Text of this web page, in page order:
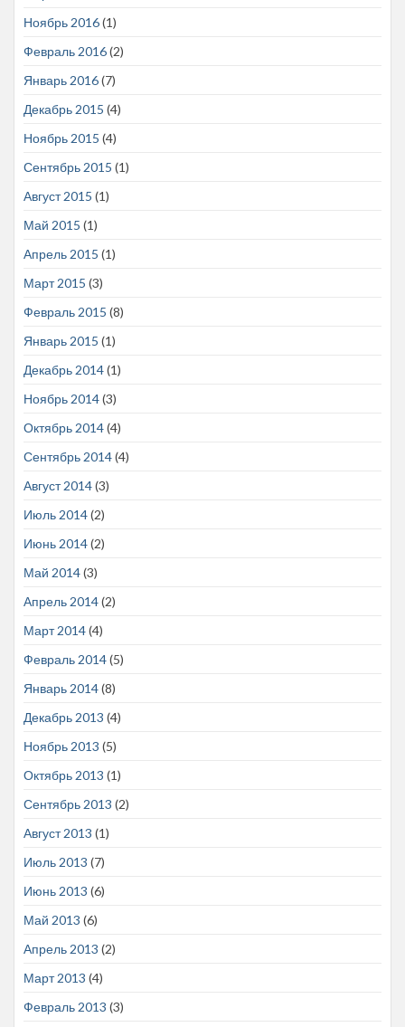
Ноябрь 2016(1)
Февраль 2016(2)
Январь 2016(7)
Декабрь 2015 (4)
Ноябрь 2015 (4)
Сентябрь 2015 (1)
Август 2015 (1)
Май 2015 (1)
Апрель 2015 (1)
Март 2015 (3)
Февраль 2015 (8)
Январь 2015 (1)
Декабрь 2014(1)
Ноябрь 2014(3)
Октябрь 2014(4)
Сентябрь 2014(4)
Август 2014(3)
Июль 2014(2)
Июнь 2014(2)
Май 2014(3)
Апрель 2014(2)
Март 2014(4)
Февраль 2014(5)
Январь 2014(8)
Декабрь 2013 (4)
Ноябрь 2013 (5)
Октябрь 2013 (1)
Сентябрь 2013 (2)
Август 2013 (1)
Июль 2013 (7)
Июнь 2013 (6)
Май 2013 (6)
Апрель 2013 (2)
Март 2013 (4)
Февраль 2013 (3)